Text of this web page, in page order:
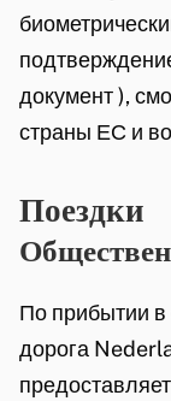
документ ),
страны ЕС и
Поездки
По прибытии в
дорога